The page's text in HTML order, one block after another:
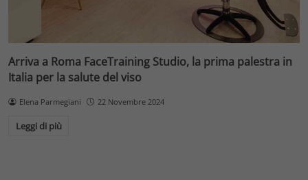
Arriva a Roma FaceTraining Studio, la prima palestra in
Italia per la salute del viso
Elena Parmegiani 22 Novembre 2024
Leggi di più